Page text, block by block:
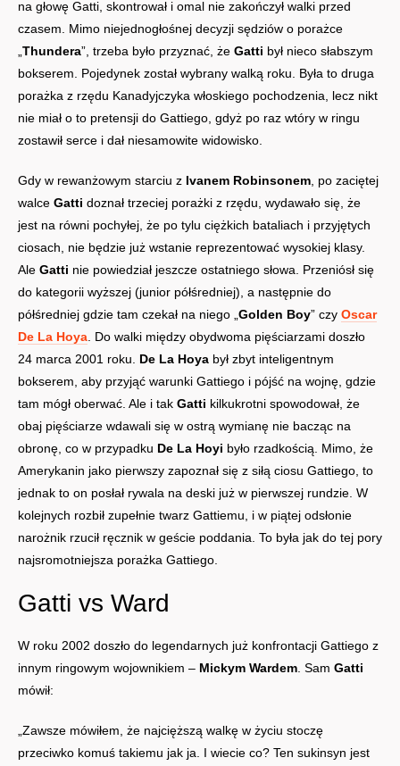
na głowę Gatti, skontrował i omal nie zakończył walki przed
czasem. Mimo niejednogłośnej decyzji sędziów o porażce
Thundera”, trzeba było przyznać, że Gatti był nieco słabszym
bokserem. Pojedynek został wybrany walką roku. Była to druga
porażka z rzędu Kanadyjczyka włoskiego pochodzenia, lecz nikt
nie miał o to pretensji do Gattiego, gdyż po raz wtóry w ringu
zostawił serce i dał niesamowite widowisko.
Gdy w rewanżowym starciu z Ivanem Robinsonem , po zaciętej
walce Gatti doznał trzeciej porażki z rzędu, wydawało się, że
jest na równi pochyłej, że po tylu ciężkich bataliach i przyjętych
ciosach, nie będzie już wstanie reprezentować wysokiej klasy.
Ale Gatti nie powiedział jeszcze ostatniego słowa. Przeniósł się
do kategorii wyższej (junior półśredniej), a następnie do
półśredniej gdzie tam czekał na niego „ Golden Boy” czy Oscar
De La Hoya . Do walki między obydwoma pięściarzami doszło
24 marca 2001 roku. De La Hoya był zbyt inteligentnym
bokserem, aby przyjąć warunki Gattiego i pójść na wojnę, gdzie
tam mógł oberwać. Ale i tak Gatti kilkukrotni spowodował, że
obaj pięściarze wdawali się w ostrą wymianę nie bacząc na
obronę, co w przypadku De La Hoyi było rzadkością. Mimo, że
Amerykanin jako pierwszy zapoznał się z siłą ciosu Gattiego, to
jednak to on posłał rywala na deski już w pierwszej rundzie. W
kolejnych rozbił zupełnie twarz Gattiemu, i w piątej odsłonie
narożnik rzucił ręcznik w geście poddania. To była jak do tej pory
najsromotniejsza porażka Gattiego.
Gatti vs Ward
W roku 2002 doszło do legendarnych już konfrontacji Gattiego z
innym ringowym wojownikiem – Mickym Wardem . Sam Gatti
mówił:
„Zawsze mówiłem, że najcięższą walkę w życiu stoczę
przeciwko komuś takiemu jak ja. I wiecie co? Ten sukinsyn jest